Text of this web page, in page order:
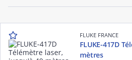
FLUKE FRANCE
FLUKE-417D
mètres